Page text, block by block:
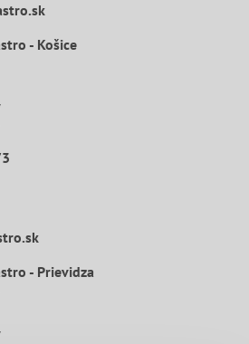
- Košice
- Prievidza